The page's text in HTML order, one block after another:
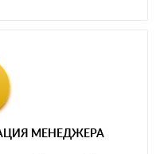
МЕНЕДЖЕРА